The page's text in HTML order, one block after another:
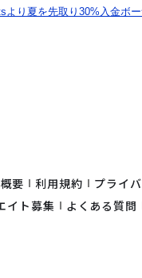
より夏を先取り30%入金ボ
要 利用規約
プライ
イト募集
よくある質問